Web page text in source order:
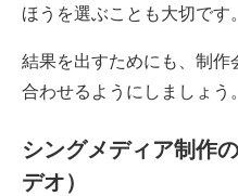
ほうを選ぶことも大切です。
結果を出すためにも、制作
合わせるようにしましょう。
シングメディア制作
デオ）